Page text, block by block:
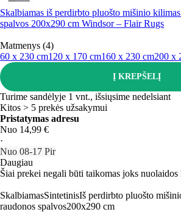
Skalbiamas iš perdirbto pluošto mišinio
spalvos 200x290 cm Windsor – Flair Rugs
Matmenys (4)
60 x 230 cm120 x 170 cm160 x 230 cm200 x
Į KREPŠELĮ
Turime sandėlyje 1 vnt., išsiųsime nedelsiant
Kitos > 5 prekės užsakymui
Pristatymas adresu
Nuo 14,99 €
·
Nuo 08‑17 Pir
Daugiau
Šiai prekei negali būti taikomas joks nuolaidos
SkalbiamasSintetinisIš perdirbto pluošto
raudonos spalvos200x290 cm